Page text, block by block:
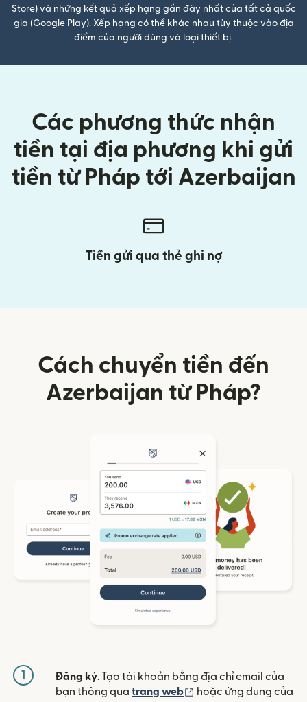
Store) và những kết quả xếp hạng gần đây nhất của tất cả quốc
gia (Google Play). Xếp hạng có thể khác nhau tùy thuộc vào địa
điểm của người dùng và loại thiết bị.
Các phương thức nhận
tiền tại địa phương khi gửi
tiền từ Pháp tới Azerbaijan
Tiền gửi qua thẻ ghi nợ
Cách chuyển tiền đến
Azerbaijan từ Pháp?
1 Đăng ký. Tạo tài khoản bằng địa chỉ email của
bạn thông qua trang web (mở trong cửa sổ mới)
hoặc ứng dụng của